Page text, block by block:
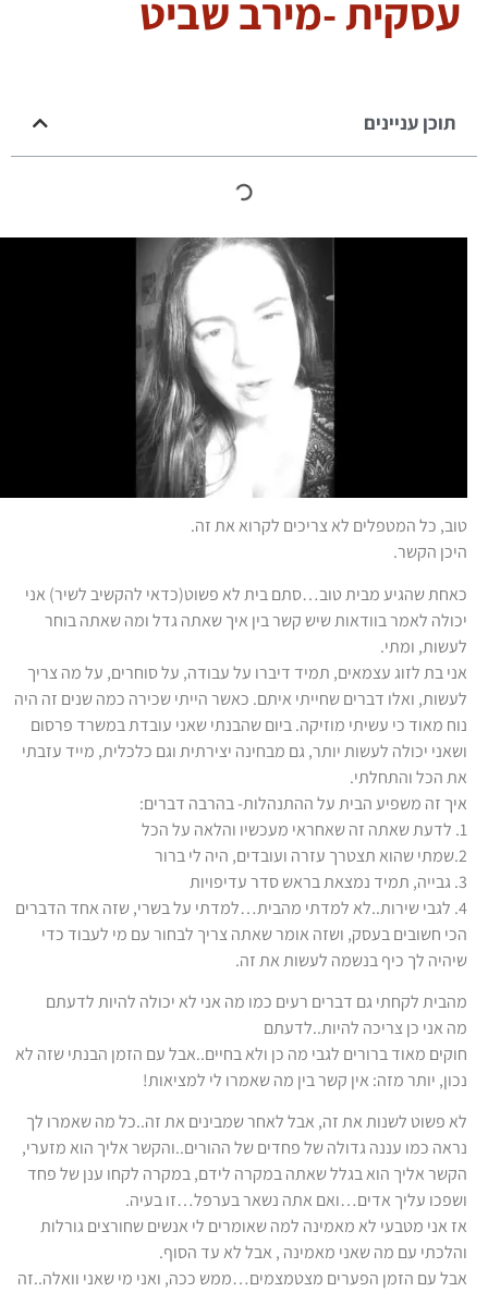
עסקית -מירב שביט
תוכן עניינים
טוב, כל המטפלים לא צריכים לקרוא את זה.
היכן הקשר.
כאחת שהגיע מבית טוב…סתם בית לא פשוט(כדאי להקשיב לשיר) אני
יכולה לאמר בוודאות שיש קשר בין איך שאתה גדל ומה שאתה בוחר
לעשות, ומתי.
אני בת לזוג עצמאים, תמיד דיברו על עבודה, על סוחרים, על מה צריך
לעשות, ואלו דברים שחייתי איתם. כאשר הייתי שכירה כמה שנים זה היה
נוח מאוד כי עשיתי מוזיקה. ביום שהבנתי שאני עובדת במשרד פרסום
ושאני יכולה לעשות יותר, גם מבחינה יצירתית וגם כלכלית, מייד עזבתי
את הכל והתחלתי.
איך זה משפיע הבית על ההתנהלות- בהרבה דברים:
1. לדעת שאתה זה שאחראי מעכשיו והלאה על הכל
2.שמתי שהוא תצטרך עזרה ועובדים, היה לי ברור
3. גבייה, תמיד נמצאת בראש סדר עדיפויות
4. לגבי שירות..לא למדתי מהבית…למדתי על בשרי, שזה אחד הדברים
הכי חשובים בעסק, ושזה אומר שאתה צריך לבחור עם מי לעבוד כדי
שיהיה לך כיף בנשמה לעשות את זה.
מהבית לקחתי גם דברים רעים כמו מה אני לא יכולה להיות לדעתם
מה אני כן צריכה להיות..לדעתם
חוקים מאוד ברורים לגבי מה כן ולא בחיים..אבל עם הזמן הבנתי שזה לא
נכון, יותר מזה: אין קשר בין מה שאמרו לי למציאות!
לא פשוט לשנות את זה, אבל לאחר שמבינים את זה..כל מה שאמרו לך
נראה כמו עננה גדולה של פחדים של ההורים..והקשר אליך הוא מזערי,
הקשר אליך הוא בגלל שאתה במקרה לידם, במקרה לקחו ענן של פחד
ושפכו עליך אדים…ואם אתה נשאר בערפל…זו בעיה.
אז אני מטבעי לא מאמינה למה שאומרים לי אנשים שחורצים גורלות
והלכתי עם מה שאני מאמינה , אבל לא עד הסוף.
אבל עם הזמן הפערים מצטמצמים…ממש ככה, ואני מי שאני וואלה..זה